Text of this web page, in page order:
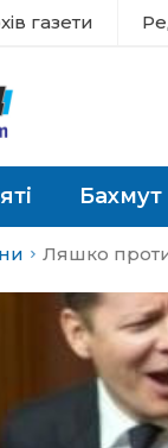
газети
Бахмут
Ляшко